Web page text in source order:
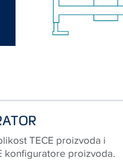
TECE proizvoda i
konfiguratore proizvoda.